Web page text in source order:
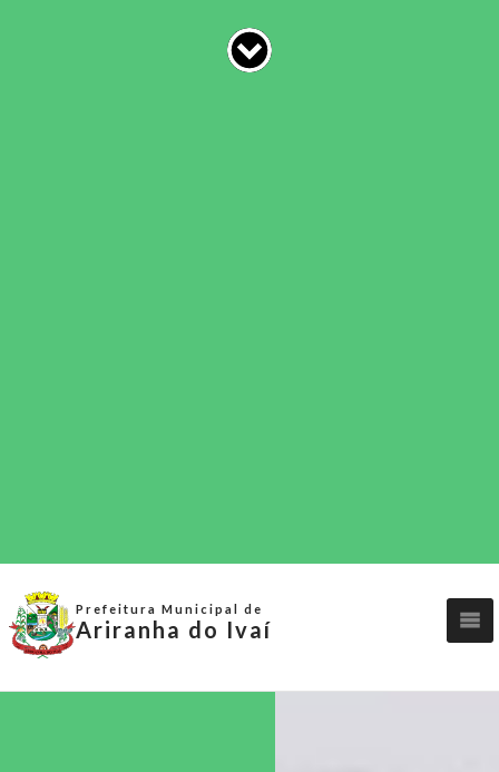
Prefeitura Municipal de
Ariranha do Ivaí